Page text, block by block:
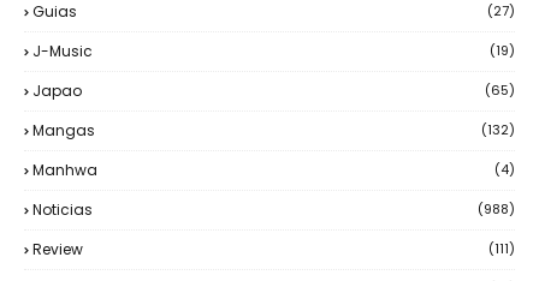
Guias (27)
J-Music (19)
Japao (65)
Mangas (132)
Manhwa (4)
Noticias (988)
Review (111)